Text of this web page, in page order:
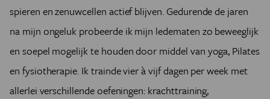
spieren en zenuwcellen actief blijven. Gedurende de jaren
na mijn ongeluk probeerde ik mijn ledematen zo beweeglijk
en soepel mogelijk te houden door middel van yoga, Pilates
en fysiotherapie. Ik trainde vier à vijf dagen per week met
allerlei verschillende oefeningen: krachttraining,